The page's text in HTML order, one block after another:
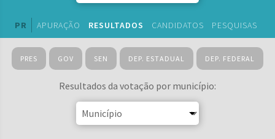
PR APURAÇÃO RESULTADOS CANDIDATOS PESQUISAS
PRES GOV SEN DEP. ESTADUAL DEP. FEDERAL
Resultados da votação por município: